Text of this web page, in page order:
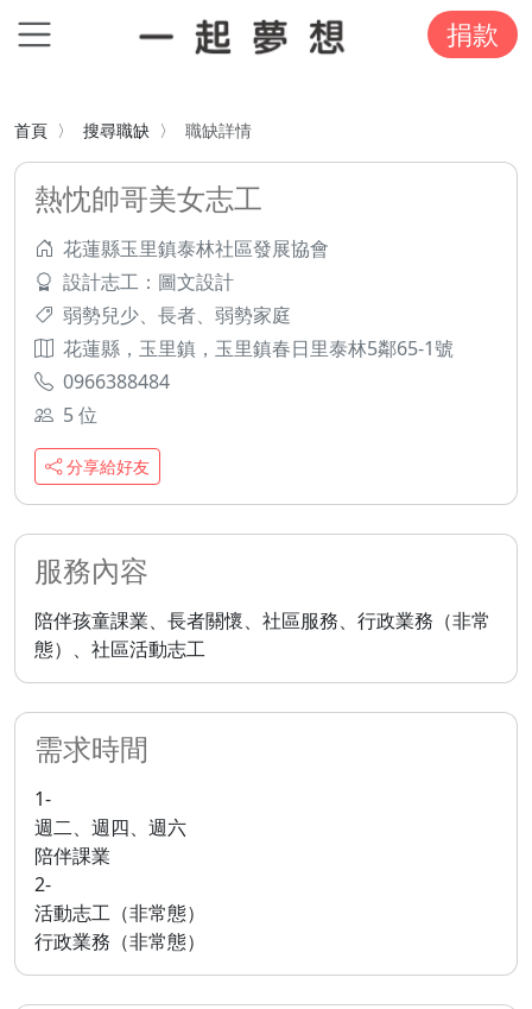
捐款
首頁 搜尋職缺 職缺詳情
熱忱帥哥美女志工
花蓮縣玉里鎮泰林社區發展協會
設計志工：圖文設計
弱勢兒少、長者、弱勢家庭
花蓮縣，玉里鎮，玉里鎮春日里泰林5鄰65-1號
0966388484
5 位
分享給好友
服務內容
陪伴孩童課業、長者關懷、社區服務、行政業務（非常
態）、社區活動志工
需求時間
1-
週二、週四、週六
陪伴課業
2-
活動志工（非常態）
行政業務（非常態）